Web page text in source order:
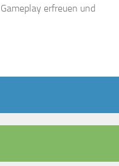
erfreuen und